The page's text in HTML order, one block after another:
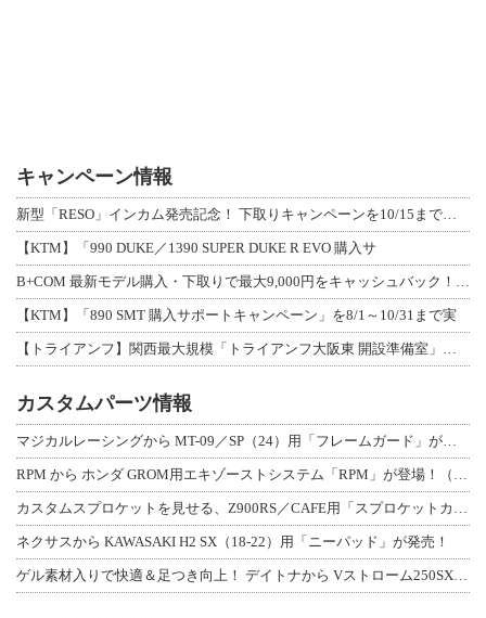
キャンペーン情報
新型「RESO」インカム発売記念！ 下取りキャンペーンを10/15まで延長して開
【KTM】「990 DUKE／1390 SUPER DUKE R EVO 購入サ
B+COM 最新モデル購入・下取りで最大9,000円をキャッシュバック！「B+F
【KTM】「890 SMT 購入サポートキャンペーン」を8/1～10/31まで実
【トライアンフ】関西最大規模「トライアンフ大阪東 開設準備室」がオープン！ 限定
カスタムパーツ情報
マジカルレーシングから MT-09／SP（24）用「フレームガード」が登場！
RPM から ホンダ GROM用エキゾーストシステム「RPM」が登場！（動画あり
カスタムスプロケットを見せる、Z900RS／CAFE用「スプロケットカバーフルキ
ネクサスから KAWASAKI H2 SX（18-22）用「ニーパッド」が発売！
ゲル素材入りで快適＆足つき向上！ デイトナから Vストローム250SX用「快適ロ